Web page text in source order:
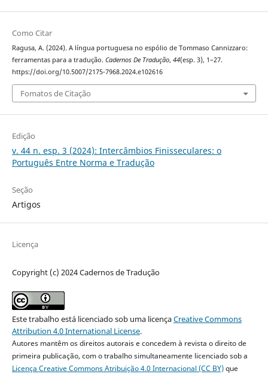
Como Citar
Ragusa, A. (2024). A língua portuguesa no espólio de Tommaso Cannizzaro:
ferramentas para a tradução. Cadernos De Tradução, 44(esp. 3), 1–27.
https://doi.org/10.5007/2175-7968.2024.e102616
Fomatos de Citação
Edição
v. 44 n. esp. 3 (2024): Intercâmbios Finisseculares: o
Português Entre Norma e Tradução
Seção
Artigos
Licença
Copyright (c) 2024 Cadernos de Tradução
Este trabalho está licenciado sob uma licençaCreative Commons
Attribution 4.0 International License.
Autores mantêm os direitos autorais e concedem à revista o direito de
primeira publicação, com o trabalho simultaneamente licenciado sob a
Licença Creative Commons Atribuição 4.0 Internacional (CC BY)que